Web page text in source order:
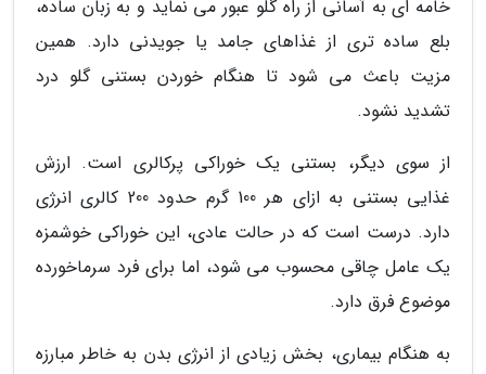
خامه ای به آسانی از راه گلو عبور می نماید و به زبان ساده،
بلع ساده تری از غذاهای جامد یا جویدنی دارد. همین
مزیت باعث می شود تا هنگام خوردن بستنی گلو درد
تشدید نشود.
از سوی دیگر، بستنی یک خوراکی پرکالری است. ارزش
غذایی بستنی به ازای هر 100 گرم حدود 200 کالری انرژی
دارد. درست است که در حالت عادی، این خوراکی خوشمزه
یک عامل چاقی محسوب می شود، اما برای فرد سرماخورده
موضوع فرق دارد.
به هنگام بیماری، بخش زیادی از انرژی بدن به خاطر مبارزه